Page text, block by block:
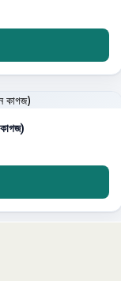
কাগজ)